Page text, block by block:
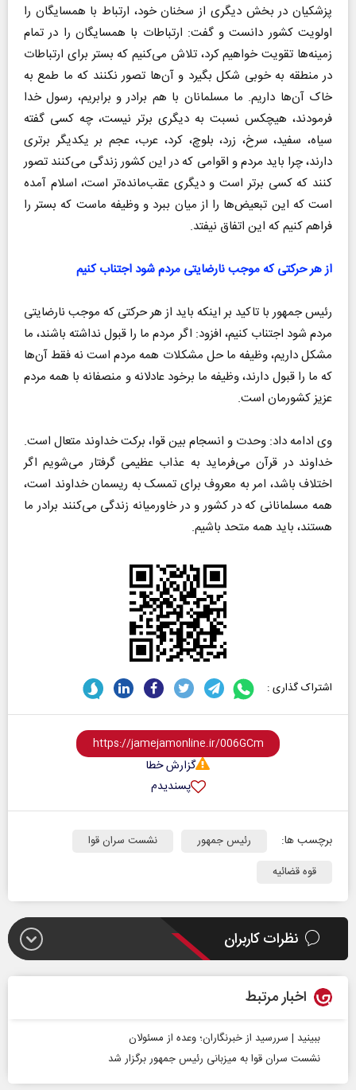
پزشکیان در بخش دیگری از سخنان خود، ارتباط با همسایگان را
اولویت کشور دانست و گفت: ارتباطات با همسایگان را در تمام
زمینه‌ها تقویت خواهیم کرد، تلاش می‌کنیم که بستر برای ارتباطات
در منطقه به خوبی شکل بگیرد و آن‌ها تصور نکنند که ما طمع به
خاک آن‌ها داریم. ما مسلمانان با هم برادر و برابریم، رسول خدا
فرمودند، هیچکس نسبت به دیگری برتر نیست، چه کسی گفته
سیاه، سفید، سرخ، زرد، بلوچ، کرد، عرب، عجم بر یکدیگر برتری
دارند، چرا باید مردم و اقوامی که در این کشور زندگی می‌کنند تصور
کنند که کسی برتر است و دیگری عقب‌مانده‌تر است، اسلام آمده
است که این تبعیض‌ها را از میان ببرد و وظیفه ماست که بستر را
فراهم کنیم که این اتفاق نیفتد.
از هر حرکتی که موجب نارضایتی مردم شود اجتناب کنیم
رئیس جمهور با تاکید بر اینکه باید از هر حرکتی که موجب نارضایتی
مردم شود اجتناب کنیم، افزود: اگر مردم ما را قبول نداشته باشند، ما
مشکل داریم، وظیفه ما حل مشکلات همه مردم است نه فقط آن‌ها
که ما را قبول دارند، وظیفه ما برخود عادلانه و منصفانه با همه مردم
عزیز کشورمان است.
وی ادامه داد: وحدت و انسجام بین قوا، برکت خداوند متعال است.
خداوند در قرآن می‌فرماید به عذاب عظیمی گرفتار می‌شویم اگر
اختلاف باشد، امر به معروف برای تمسک به ریسمان خداوند است،
همه مسلمانانی که در کشور و در خاورمیانه زندگی می‌کنند برادر ما
هستند، باید همه متحد باشیم.
اشتراک گذاری :
گزارش خطا
پسندیدم
برچسب ها: رئیس جمهور
نشست سران قوا
قوه قضائیه
نظرات کاربران
اخبار مرتبط
ببینید | سررسید از خبرنگاران؛ وعده از مسئولان
نشست سران قوا به میزبانی رئیس جمهور برگزار شد